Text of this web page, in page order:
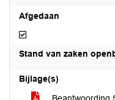
Afgedaan
Afgedaan
Stand van zaken
Bijlage(s)